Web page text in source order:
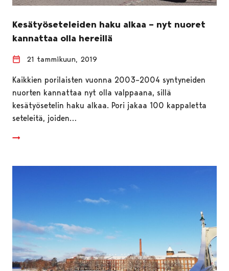
Kesätyöseteleiden haku alkaa – nyt nuoret
kannattaa olla hereillä
21 tammikuun, 2019
Kaikkien porilaisten vuonna 2003–2004 syntyneiden
nuorten kannattaa nyt olla valppaana, sillä
kesätyösetelin haku alkaa. Pori jakaa 100 kappaletta
seteleitä, joiden…